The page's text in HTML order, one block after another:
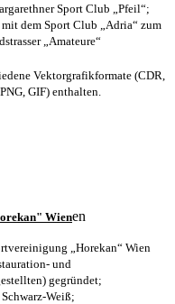
Sport Club „Pfeil“;
dem Sport Club „Adria“ zum
„Amateure“
Vektorgrafikformate (CDR,
GIF) enthalten.
Wienen
„Horekan“ Wien
und
gegründet;
Weiß;